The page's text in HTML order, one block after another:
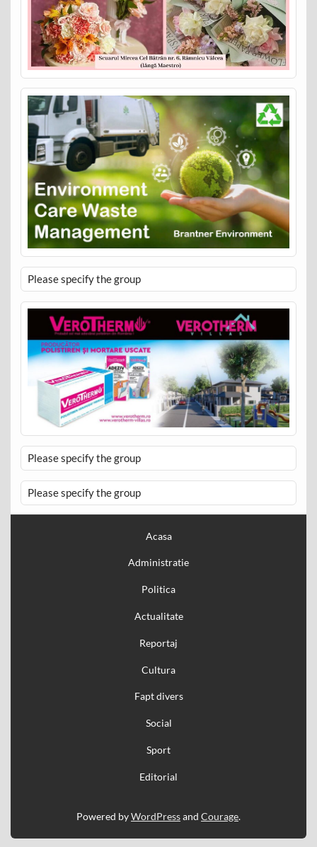
Please specify the group
Please specify the group
Please specify the group
Acasa
Administratie
Politica
Actualitate
Reportaj
Cultura
Fapt divers
Social
Sport
Editorial
Powered byWordPressand Courage.